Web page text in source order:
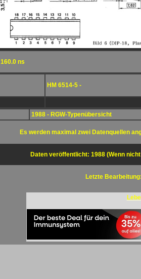
160.0 ns
HM 6514-5 -
1988 - RGW-Typenübersicht
Es werden maximal zwei Datenquellen
Daten veröffentlicht: 1988 (Wenn
Letzte